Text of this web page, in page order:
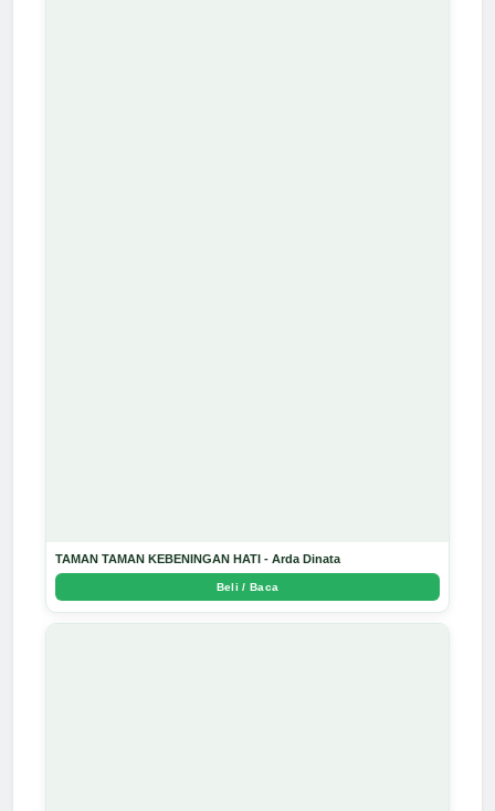
TAMAN TAMAN KEBENINGAN HATI - Arda Dinata
Beli / Baca